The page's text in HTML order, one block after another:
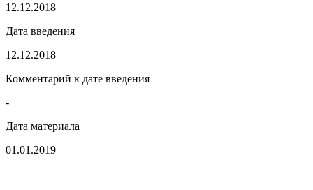
12.12.2018
Дата введения
12.12.2018
Комментарий к дате введения
-
Дата материала
01.01.2019